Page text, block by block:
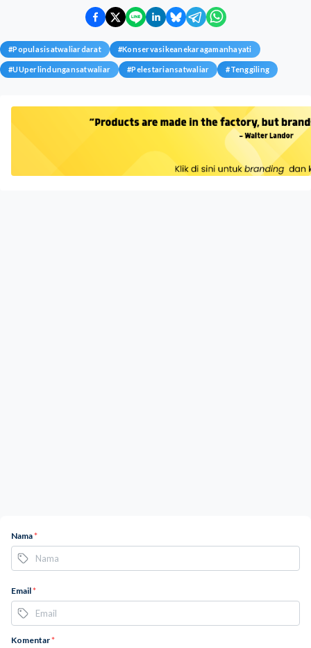
#Populasisatwaliardarat #Konservasikeanekaragamanhayati
#UUperlindungansatwaliar #Pelestariansatwaliar #Tenggiling
Nama*
Email*
Komentar*